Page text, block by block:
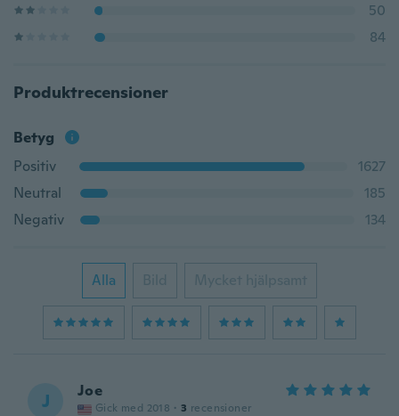
50
84
Produktrecensioner
Betyg
Positiv
1627
Neutral
185
Negativ
134
Alla Bild Mycket hjälpsamt
J Joe
Gick med 2018 · 3 recensioner